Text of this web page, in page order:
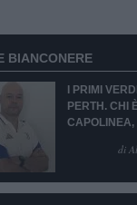
BIANCONERE
I PRIMI
PERTH. CHI
CAPOLINEA,
PANCHINA.
di